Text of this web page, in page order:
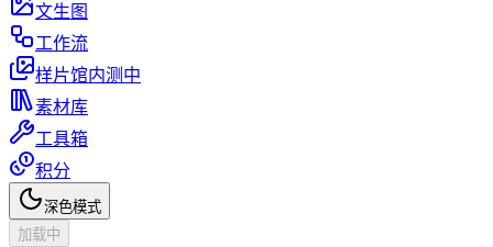
文生图
工作流
样片馆内测中
素材库
工具箱
积分
深色模式
加载中